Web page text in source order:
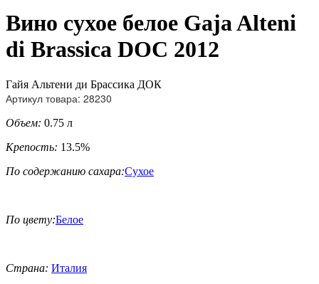
Вино сухое белое Gaja Alteni
di Brassica DOC 2012
Гайя Альтени ди Брассика ДОК
Артикул товара: 28230
Объем: 0.75 л
Крепость: 13.5%
По содержанию сахара:Сухое
По цвету:Белое
Страна: Италия